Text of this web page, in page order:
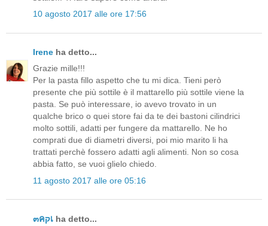
10 agosto 2017 alle ore 17:56
Irene ha detto...
Grazie mille!!!
Per la pasta fillo aspetto che tu mi dica. Tieni però
presente che più sottile è il mattarello più sottile viene la
pasta. Se può interessare, io avevo trovato in un
qualche brico o quei store fai da te dei bastoni cilindrici
molto sottili, adatti per fungere da mattarello. Ne ho
comprati due di diametri diversi, poi mio marito li ha
trattati perchè fossero adatti agli alimenti. Non so cosa
abbia fatto, se vuoi glielo chiedo.
11 agosto 2017 alle ore 05:16
๓คקเ ha detto...